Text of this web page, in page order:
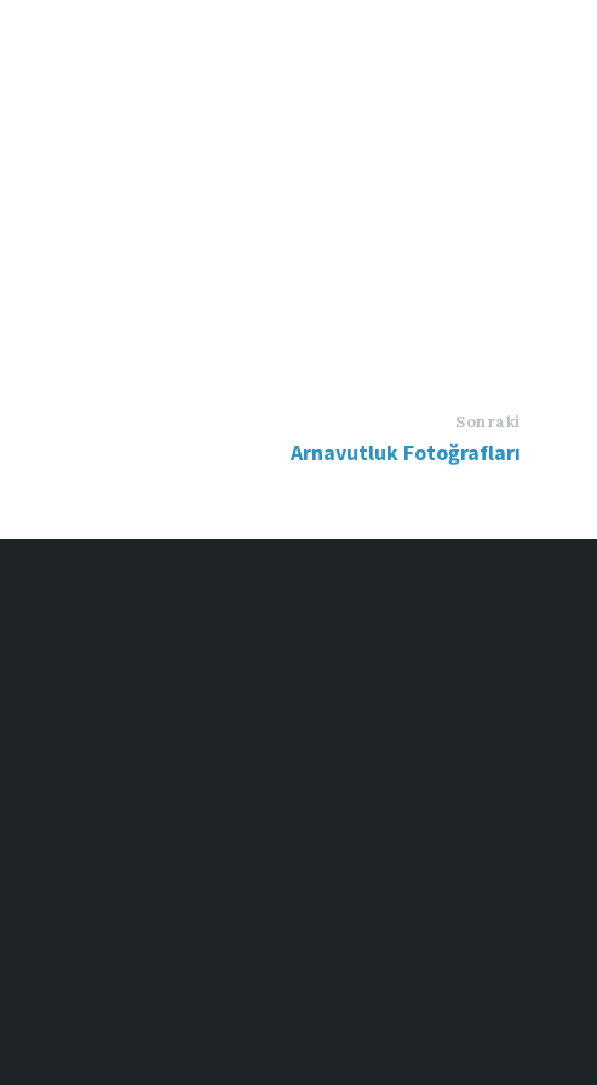
Sonraki
Arnavutluk Fotoğrafları